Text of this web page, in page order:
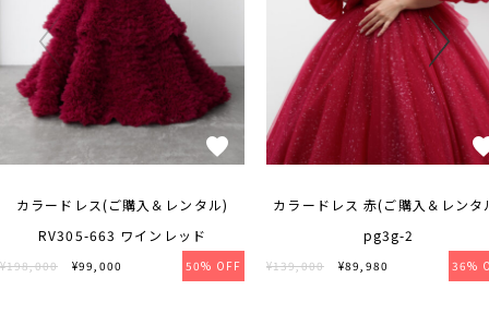
カラードレス(ご購入＆レンタル)
RV305-663 ワインレッド
¥198,000 ¥99,000 50% OFF
カラードレス 赤(ご購入＆レンタ
pg3g-2
¥139,000 ¥89,980 36%